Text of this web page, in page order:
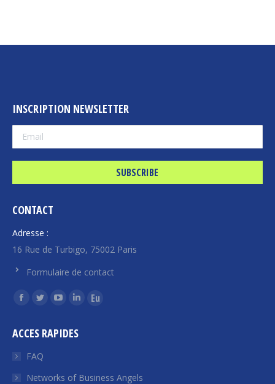
INSCRIPTION NEWSLETTER
CONTACT
Adresse :
16 Rue de Turbigo, 75002 Paris
Formulaire de contact
Find us on:
Facebook
opens
Twitter
opens
in
YouTube
opens
Linkedin
opens
Euroquity
ACCES RAPIDES
FAQ
Networks of Business Angels